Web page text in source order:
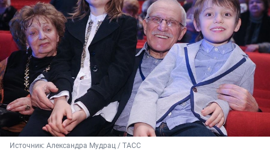
Источник: Александра Мудрац / ТАСС